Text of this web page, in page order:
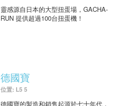
靈感源自日本的大型扭蛋場，GACHA-
RUN 提供超過100台扭蛋機！
德國寶
位置: L5 5
德國寶的製造和銷售起源於七十年代，